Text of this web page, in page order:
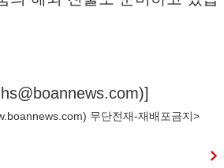
)]
) 무단전재-재배포금지>